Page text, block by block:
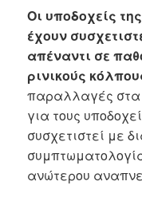
Οι υποδοχείς
έχουν
απέναντι σε
ρινικούς
παραλλαγές στα
για τους
συσχετιστεί με
ανώτερου